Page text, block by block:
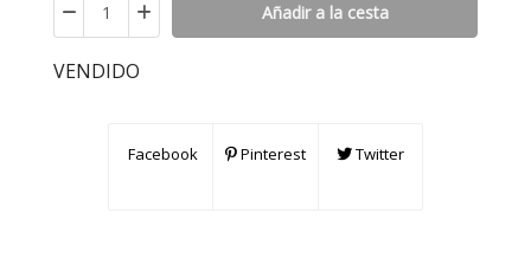
Añadir a la cesta
VENDIDO
Facebook Pinterest Twitter